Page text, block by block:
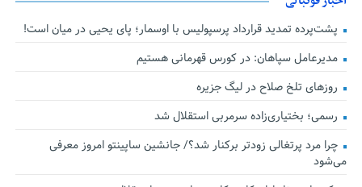
پشت‌پرده تمدید قرارداد پرسپولیس با اوسمار؛ پای یحیی در میان است!
مدیرعامل سپاهان: در کورس قهرمانی هستیم
روزهای تلخ صلاح در لیگ جزیره
رسمی؛ بختیاری‌زاده سرمربی استقلال شد
چرا مرد پرتغالی زودتر برکنار شد؟/ جانشین ساپینتو امروز معرفی
می‌شود